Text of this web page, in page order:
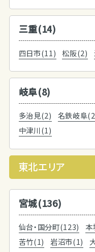
三重(14)
四日市(11) 松阪(2)
岐阜(8)
多治見(2) 名鉄岐阜
中津川(1)
東北エリア
宮城(136)
仙台・国分町(123)
苦竹(1)
岩沼市(1)